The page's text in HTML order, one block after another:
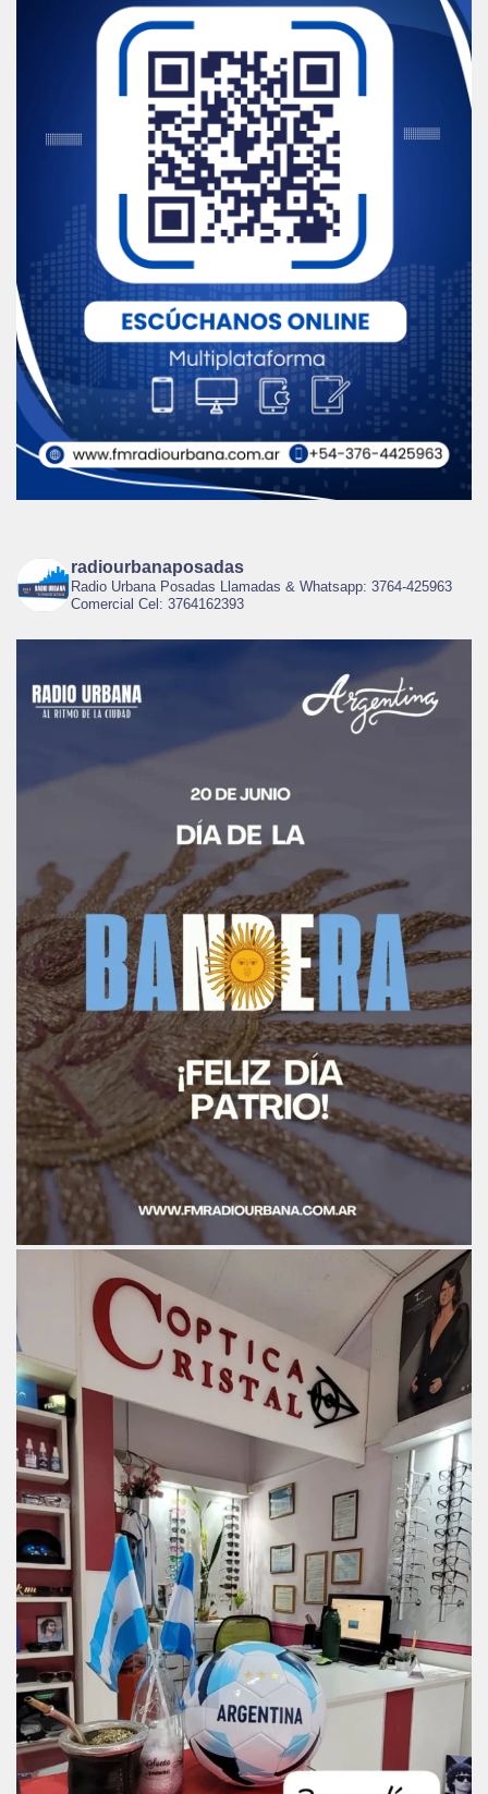
radiourbanaposadas
Radio Urbana Posadas Llamadas & Whatsapp: 3764-425963
Comercial Cel: 3764162393